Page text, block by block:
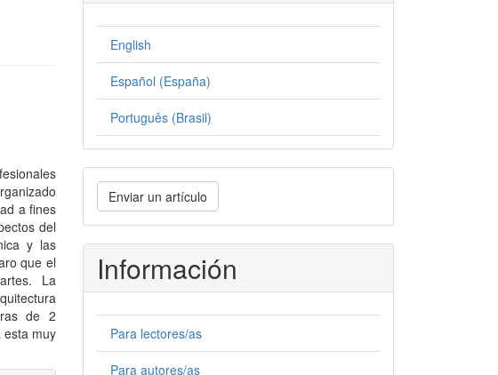
a fines
del
y las
que el
La
de 2
esta muy
English
Español (España)
Português (Brasil)
Enviar
un
artículo
Enviar un artículo
Información
Para lectores/as
Para autores/as